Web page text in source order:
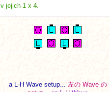
v jejich 1 x 4.
a L-H Wave setup... 左の Wave の